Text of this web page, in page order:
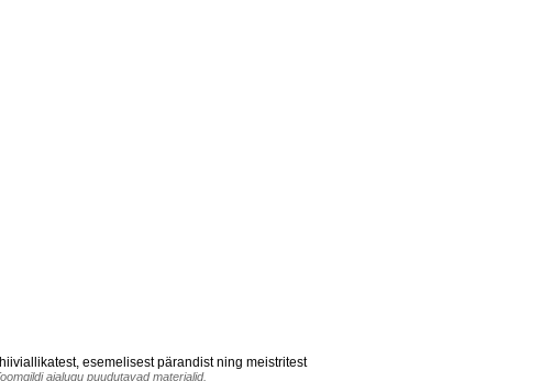
esemelisest pärandist ning meistritest
ajalugu puudutavad materjalid.